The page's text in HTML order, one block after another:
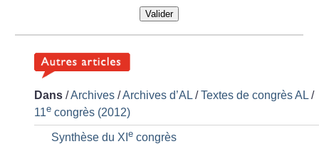
Valider
Dans /Archives /Archives d’AL /Textes de congrès AL /
11e congrès (2012)
Synthèse du XIe congrès